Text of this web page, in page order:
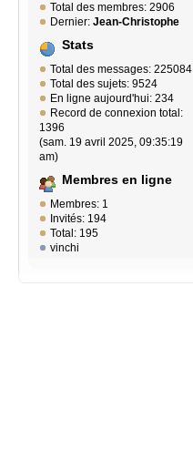
Total des membres: 2906
Dernier: Jean-Christophe
Stats
Total des messages: 225084
Total des sujets: 9524
En ligne aujourd'hui: 234
Record de connexion total:
1396
(sam. 19 avril 2025, 09:35:19
am)
Membres en ligne
Membres: 1
Invités: 194
Total: 195
vinchi